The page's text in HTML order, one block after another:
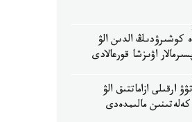
كوشىرۋدىڭ الدىن الۋ
اۋىزشا قورعالادى
ازاماتتىق الۋ
مالىمدەدى